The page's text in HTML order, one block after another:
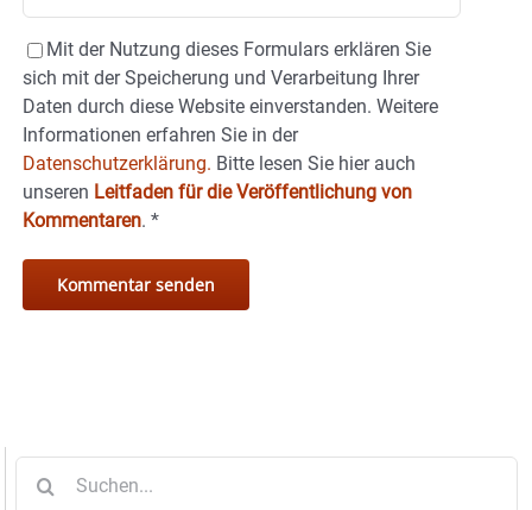
Mit der Nutzung dieses Formulars erklären Sie
sich mit der Speicherung und Verarbeitung Ihrer
Daten durch diese Website einverstanden. Weitere
Informationen erfahren Sie in der
Datenschutzerklärung. Bitte lesen Sie hier auch
unseren Leitfaden für die Veröffentlichung von
Kommentaren. *
nach: